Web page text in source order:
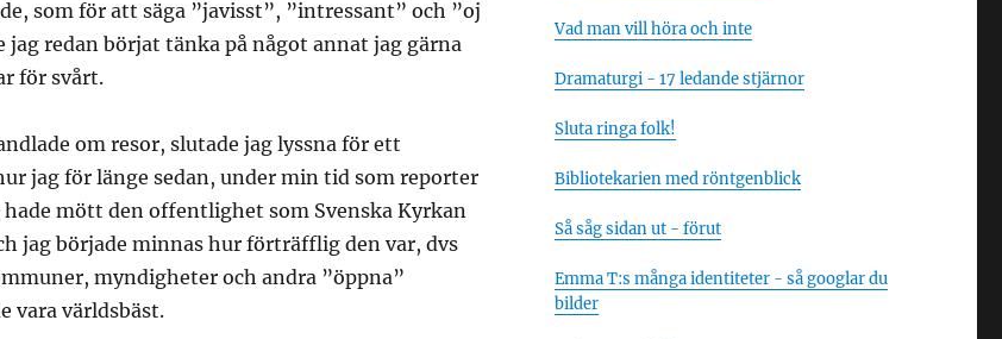
som för att säga ”javisst”, ”intressant” och ”oj
jag redan börjat tänka på något annat jag gärna
för svårt.
om resor, slutade jag lyssna för ett
jag för länge sedan, under min tid som reporter
mött den offentlighet som Svenska Kyrkan
jag började minnas hur förträfflig den var, dvs
myndigheter och andra ”öppna”
vara världsbäst.
Vad man vill höra och inte
Dramaturgi - 17 ledande stjärnor
Sluta ringa folk!
Bibliotekarien med röntgenblick
Så såg sidan ut - förut
Emma T:s många identiteter - så googlar du
bilder